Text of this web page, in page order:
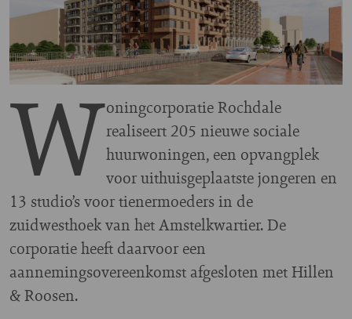
Woningcorporatie Rochdale
realiseert 205 nieuwe sociale
huurwoningen, een opvangplek
voor uithuisgeplaatste jongeren en
13 studio’s voor tienermoeders in de
zuidwesthoek van het Amstelkwartier. De
corporatie heeft daarvoor een
aannemingsovereenkomst afgesloten met Hillen
& Roosen.